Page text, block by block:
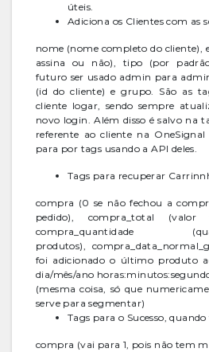
úteis.
Adiciona os Clientes com as
nome (nome completo do cliente),
assina ou não), tipo (por
futuro ser usado admin para
(id do cliente) e grupo. São as
cliente logar, sendo sempre
novo login. Além disso é salvo na
referente ao cliente na
para por tags usando a API deles.
Tags para recuperar
compra (0 se não fechou a
pedido), compra_total
compra_quantidade
produtos),
foi adicionado o último produto
dia/mês/ano
(mesma coisa, só que
serve para segmentar)
Tags para o Sucesso,
compra (vai para 1, pois não tem